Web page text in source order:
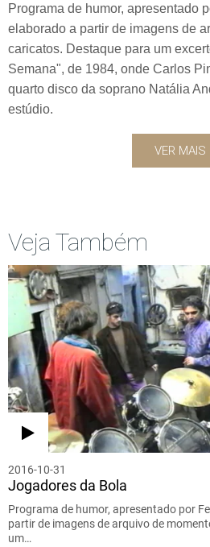
Programa de humor, apresentado
elaborado a partir de imagens de
caricatos. Destaque para um
Semana", de 1984, onde Carlos
quarto disco da soprano Natália
estúdio.
VER MAIS
Veja Também
2016-10-31
Jogadores da Bola
Programa de humor, apresentado por
partir de imagens de arquivo de
um…